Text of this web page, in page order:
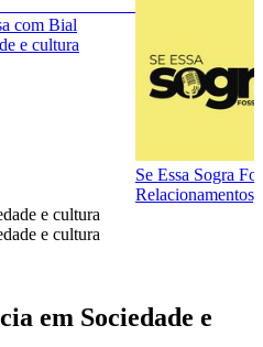
com Bial
e cultura
Se Essa Sogra
e cultura
e cultura
em Sociedade e